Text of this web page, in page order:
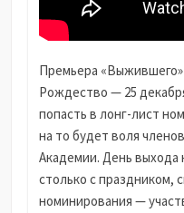
Премьера «Выжившего»
Рождество — 25
попасть в лонг-лист
на то будет воля
Академии. День выхода
столько с праздником,
номинирования —